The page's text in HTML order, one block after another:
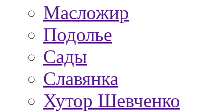
Масложир
Подолье
Сады
Славянка
Хутор Шевченко